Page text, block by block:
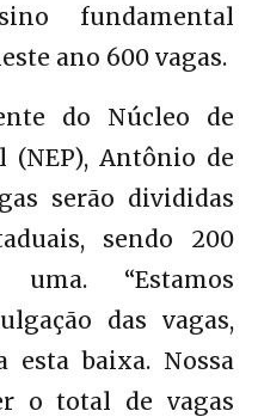
fundamental
ano 600 vagas.
do Núcleo de
(NEP), Antônio de
serão divididas
sendo 200
“Estamos
das vagas,
baixa. Nossa
o total de vagas